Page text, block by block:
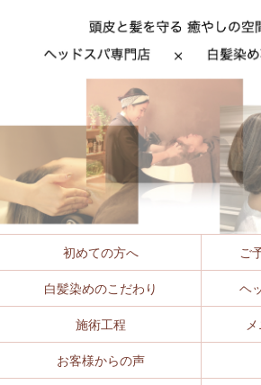
初めての方へ ご
白髪染めのこだわり ヘ
施術工程
お客様からの声